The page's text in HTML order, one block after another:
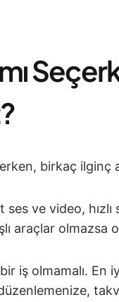
birkaç ilginç
ses ve video,
araçlar olmazsa
iş olmamalı.